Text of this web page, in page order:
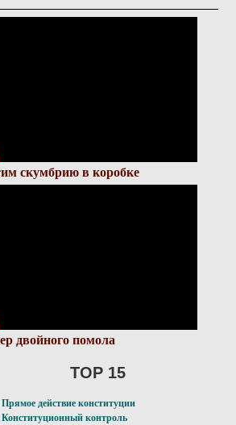
скумбрию в коробке
двойного помола
TOP 15
Прямое действие конституции
Конституционный контроль